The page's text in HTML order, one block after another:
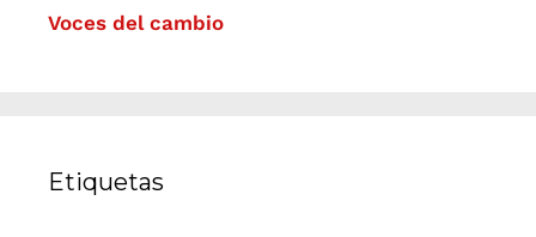
Voces del cambio
Etiquetas